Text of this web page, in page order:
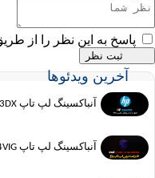
پاسخ به این نظر را از
آخرین ویدئوها
آنباکسینگ لپ تاپ HP Spectre EU0013DX
آنباکسینگ لپ تاپ MSI Titan 18 hx 14VIG